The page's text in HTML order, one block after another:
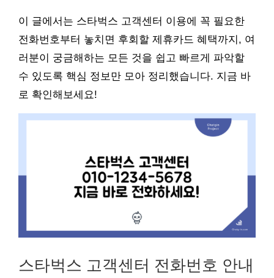
이 글에서는 스타벅스 고객센터 이용에 꼭 필요한
전화번호부터 놓치면 후회할 제휴카드 혜택까지, 여
러분이 궁금해하는 모든 것을 쉽고 빠르게 파악할
수 있도록 핵심 정보만 모아 정리했습니다. 지금 바
로 확인해보세요!
스타벅스 고객센터 전화번호 안내